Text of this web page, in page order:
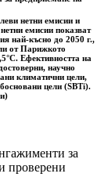
нетни емисии и
емисии показват
най-късно до 2050 г.,
от Парижкото
Ефективността на
научно
климатични цели,
цели (SBTi).
за
проверени